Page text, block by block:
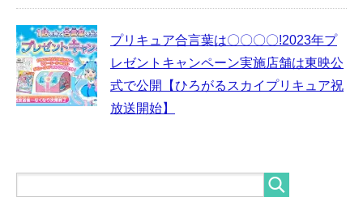
プリキュア合言葉は〇〇〇〇!2023年プ
レゼントキャンペーン実施店舗は東映公
式で公開【ひろがるスカイプリキュア祝
放送開始】